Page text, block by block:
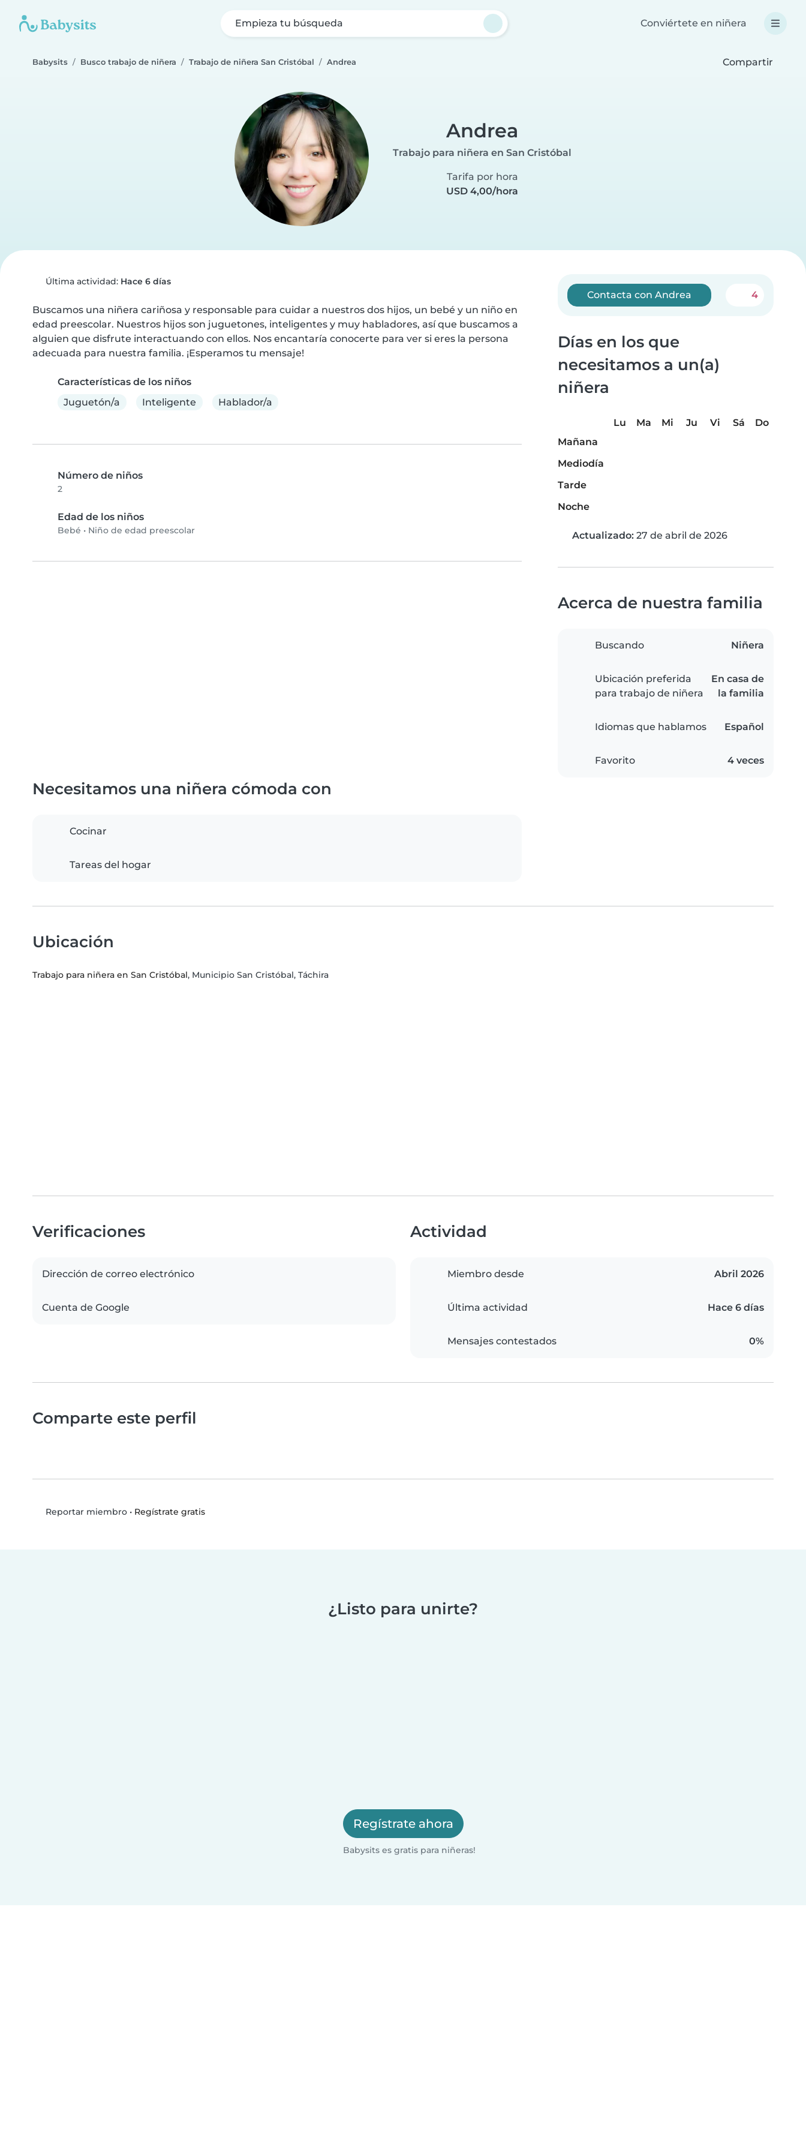
Empieza tu búsqueda Conviértete en niñera
Babysits Busco trabajo de niñera Trabajo de niñera San Cristóbal Andrea Compartir
Andrea
Trabajo para niñera en San Cristóbal
Tarifa por hora
USD 4,00/hora
Última actividad: Hace 6 días
Buscamos una niñera cariñosa y responsable para cuidar a nuestros dos hijos, un bebé y un niño en
edad preescolar. Nuestros hijos son juguetones, inteligentes y muy habladores, así que buscamos a
alguien que disfrute interactuando con ellos. Nos encantaría conocerte para ver si eres la persona
adecuada para nuestra familia. ¡Esperamos tu mensaje!
Características de los niños
Juguetón/a
Inteligente Hablador/a
Número de niños
2
Edad de los niños
Bebé • Niño de edad preescolar
Contacta con Andrea 4
Días en los que
necesitamos a un(a)
niñera
Lu Ma Mi Ju Vi Sá
Do
Mañana
Mediodía
Tarde
Noche
Actualizado: 27 de abril de 2026
Acerca de nuestra familia
Buscando Niñera
Ubicación preferida
para trabajo de niñera
En casa de
la familia
Idiomas que hablamos Español
Favorito 4 veces
Necesitamos una niñera cómoda con
Cocinar
Tareas del hogar
Ubicación
Trabajo para niñera en San Cristóbal, Municipio San Cristóbal, Táchira
Verificaciones
Dirección de correo electrónico
Cuenta de Google
Actividad
Miembro desde Abril 2026
Última actividad Hace 6 días
Mensajes contestados 0%
Comparte este perfil
Reportar miembro• Regístrate gratis
¿Listo para unirte?
Regístrate ahora
Babysits es gratis para niñeras!